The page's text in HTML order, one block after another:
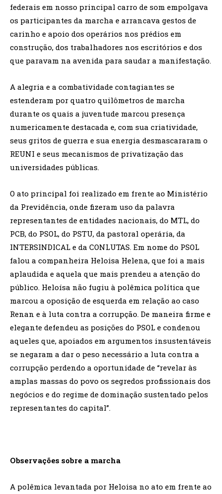
federais em nosso principal carro de som empolgava
os participantes da marcha e arrancava gestos de
carinho e apoio dos operários nos prédios em
construção, dos trabalhadores nos escritórios e dos
que paravam na avenida para saudar a manifestação.
A alegria e a combatividade contagiantes se
estenderam por quatro quilômetros de marcha
durante os quais a juventude marcou presença
numericamente destacada e, com sua criatividade,
seus gritos de guerra e sua energia desmascararam o
REUNI e seus mecanismos de privatização das
universidades públicas.
O ato principal foi realizado em frente ao Ministério
da Previdência, onde fizeram uso da palavra
representantes de entidades nacionais, do MTL, do
PCB, do PSOL, do PSTU, da pastoral operária, da
INTERSINDICAL e da CONLUTAS. Em nome do PSOL
falou a companheira Heloisa Helena, que foi a mais
aplaudida e aquela que mais prendeu a atenção do
público. Heloísa não fugiu à polêmica política que
marcou a oposição de esquerda em relação ao caso
Renan e à luta contra a corrupção. De maneira firme e
elegante defendeu as posições do PSOL e condenou
aqueles que, apoiados em argumentos insustentáveis
se negaram a dar o peso necessário a luta contra a
corrupção perdendo a oportunidade de “revelar às
amplas massas do povo os segredos profissionais dos
negócios e do regime de dominação sustentado pelos
representantes do capital”.
Observações sobre a marcha
A polêmica levantada por Heloisa no ato em frente ao